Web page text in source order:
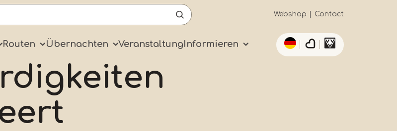
Secundaïre
navigatie
Webshop Contact
Routen Übernachten VeranstaltungInformieren
List additional